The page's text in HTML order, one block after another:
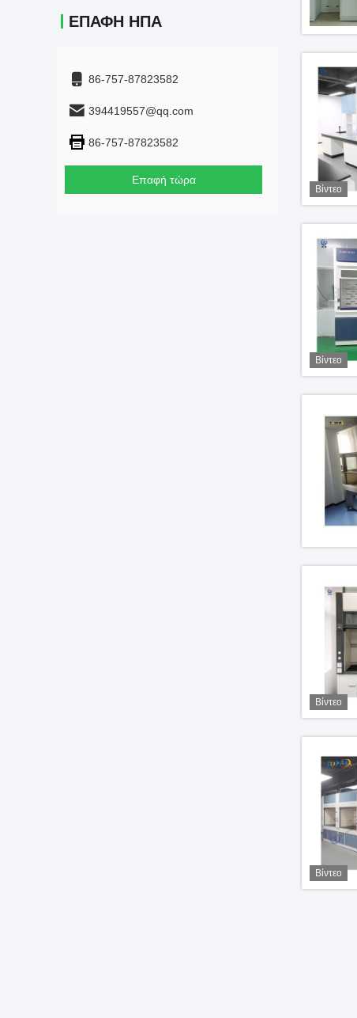
ΕΠΑΦΉ ΗΠΑ
86-757-87823582
394419557@qq.com
86-757-87823582
Επαφή τώρα
Βίντεο
Βίντεο
Βίντεο
Βίντεο